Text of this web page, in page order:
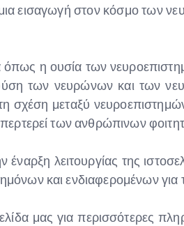
εισαγωγή στον κόσμο των
η ουσία των
των νευρώνων και των
σχέση μεταξύ
των ανθρώπινων
λειτουργίας της
και ενδιαφερομένων για
μας για περισσότερες